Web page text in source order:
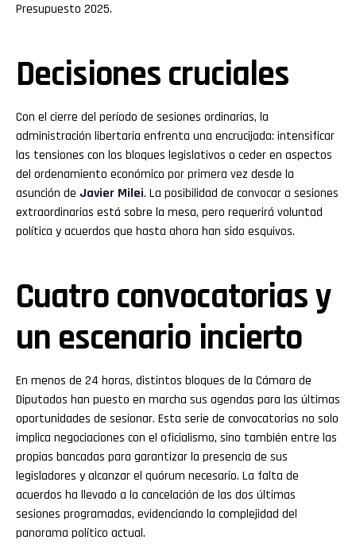
Presupuesto 2025.
Decisiones cruciales
Con el cierre del período de sesiones ordinarias, la
administración libertaria enfrenta una encrucijada: intensificar
las tensiones con los bloques legislativos o ceder en aspectos
del ordenamiento económico por primera vez desde la
asunción de Javier Milei. La posibilidad de convocar a sesiones
extraordinarias está sobre la mesa, pero requerirá voluntad
política y acuerdos que hasta ahora han sido esquivos.
Cuatro convocatorias y
un escenario incierto
En menos de 24 horas, distintos bloques de la Cámara de
Diputados han puesto en marcha sus agendas para las últimas
oportunidades de sesionar. Esta serie de convocatorias no solo
implica negociaciones con el oficialismo, sino también entre las
propias bancadas para garantizar la presencia de sus
legisladores y alcanzar el quórum necesario. La falta de
acuerdos ha llevado a la cancelación de las dos últimas
sesiones programadas, evidenciando la complejidad del
panorama político actual.